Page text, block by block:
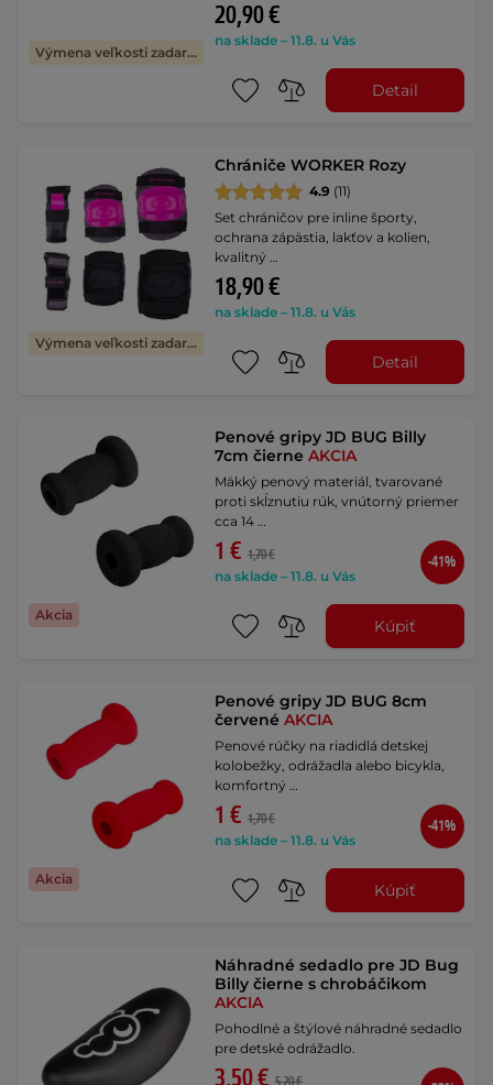
Výmena veľkosti zadarmo
20,90 €
na sklade – 11.8. u Vás
Detail
Výmena veľkosti zadarmo
Chrániče WORKER Rozy
4.9 (11)
Set chráničov pre inline športy,
ochrana zápästia, lakťov a kolien,
kvalitný …
18,90 €
na sklade – 11.8. u Vás
Detail
Akcia
Penové gripy JD BUG Billy
7cm čierneAKCIA
Mäkký penový materiál, tvarované
proti skĺznutiu rúk, vnútorný priemer
cca 14 …
1 € 1,70 €
na sklade – 11.8. u Vás
-41%
Kúpiť
Akcia
Penové gripy JD BUG 8cm
červenéAKCIA
Penové rúčky na riadidlá detskej
kolobežky, odrážadla alebo bicykla,
komfortný …
1 € 1,70 €
na sklade – 11.8. u Vás
-41%
Kúpiť
Náhradné sedadlo pre JD Bug
Billy čierne s chrobáčikom
AKCIA
Pohodlné a štýlové náhradné sedadlo
pre detské odrážadlo.
3,50 €